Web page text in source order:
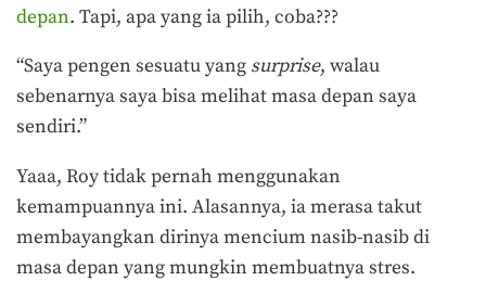
depan. Tapi, apa yang ia pilih, coba???
“Saya pengen sesuatu yang surprise, walau
sebenarnya saya bisa melihat masa depan saya
sendiri.”
Yaaa, Roy tidak pernah menggunakan
kemampuannya ini. Alasannya, ia merasa takut
membayangkan dirinya mencium nasib-nasib di
masa depan yang mungkin membuatnya stres.